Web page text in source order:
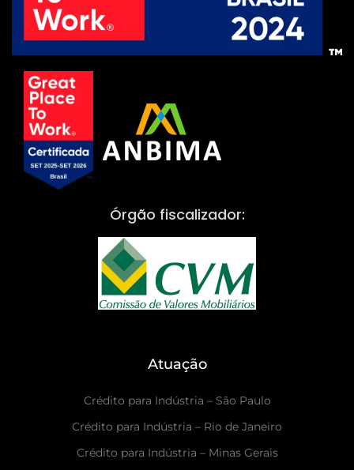
Órgão fiscalizador:
Atuação
Crédito para Indústria – São Paulo
Crédito para Indústria – Rio de Janeiro
Crédito para Indústria – Minas Gerais